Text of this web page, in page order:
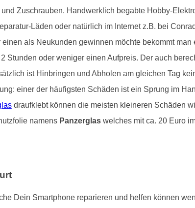
Zuschrauben. Handwerklich begabte Hobby-
Läden oder natürlich im Internet z.B. bei
als Neukunden gewinnen möchte bekommt
Stunden oder weniger einen Aufpreis. Der auch
ist Hinbringen und Abholen am gleichen Tag
einer der häufigsten Schäden ist ein Sprung im
draufklebt können die meisten kleineren Schäden
namens Panzerglaswelches mit ca. 20 Euro
Dein Smartphone reparieren und helfen können